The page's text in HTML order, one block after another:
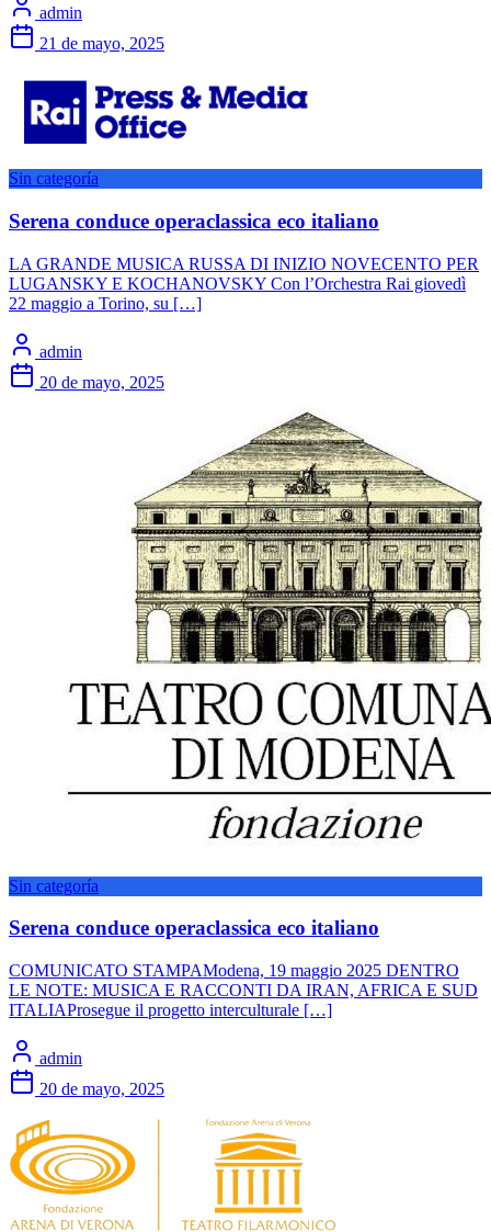
admin
21 de mayo, 2025
Sin categoría
Serena conduce operaclassica eco italiano
LA GRANDE MUSICA RUSSA DI INIZIO NOVECENTO PER
LUGANSKY E KOCHANOVSKY Con l’Orchestra Rai giovedì
22 maggio a Torino, su […]
admin
20 de mayo, 2025
Sin categoría
Serena conduce operaclassica eco italiano
COMUNICATO STAMPAModena, 19 maggio 2025 DENTRO
LE NOTE: MUSICA E RACCONTI DA IRAN, AFRICA E SUD
ITALIAProsegue il progetto interculturale […]
admin
20 de mayo, 2025